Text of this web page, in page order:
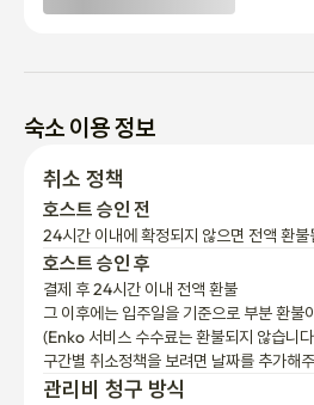
숙소 이용 정보
취소 정책
호스트 승인 전
24시간 이내에 확정되지 않으면 전액 환불
호스트 승인 후
결제 후 24시간 이내 전액 환불
그 이후에는 입주일을 기준으로 부분 환불
(Enko 서비스 수수료는 환불되지 않습니
구간별 취소정책을 보려면 날짜를 추가해
관리비 청구 방식